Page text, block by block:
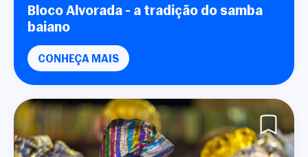
Bloco Alvorada - a tradição do samba
baiano
CONHEÇA MAIS